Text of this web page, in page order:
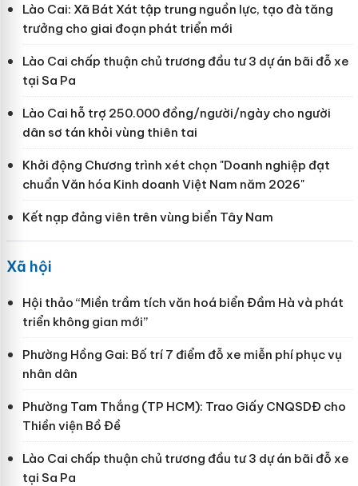
Lào Cai: Xã Bát Xát tập trung nguồn lực, tạo đà tăng
trưởng cho giai đoạn phát triển mới
Lào Cai chấp thuận chủ trương đầu tư 3 dự án bãi đỗ xe
tại Sa Pa
Lào Cai hỗ trợ 250.000 đồng/người/ngày cho người
dân sơ tán khỏi vùng thiên tai
Khởi động Chương trình xét chọn "Doanh nghiệp đạt
chuẩn Văn hóa Kinh doanh Việt Nam năm 2026"
Kết nạp đảng viên trên vùng biển Tây Nam
Xã hội
Hội thảo “Miền trầm tích văn hoá biển Đầm Hà và phát
triển không gian mới”
Phường Hồng Gai: Bố trí 7 điểm đỗ xe miễn phí phục vụ
nhân dân
Phường Tam Thắng (TP HCM): Trao Giấy CNQSDĐ cho
Thiền viện Bồ Đề
Lào Cai chấp thuận chủ trương đầu tư 3 dự án bãi đỗ xe
tại Sa Pa